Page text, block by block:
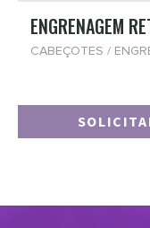
ENGRENAGEM
CABEÇOTES /